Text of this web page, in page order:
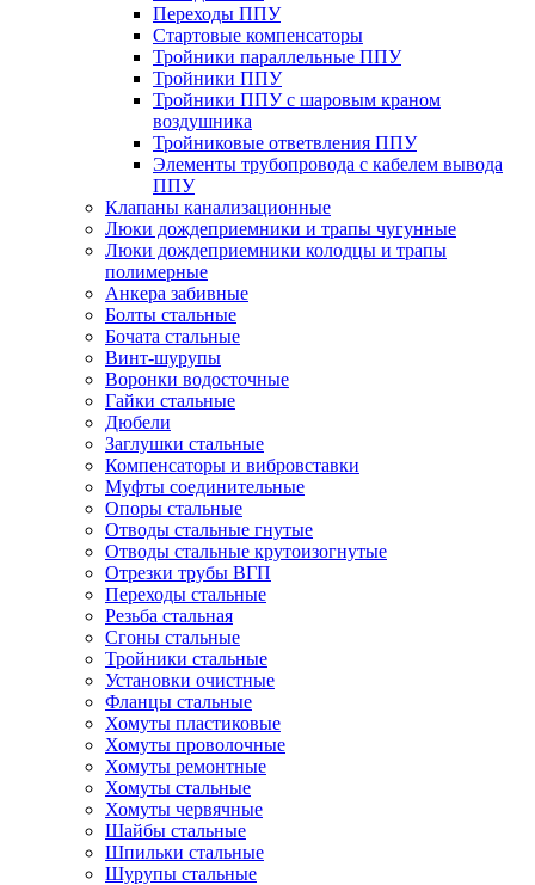
Переходы ППУ
Стартовые компенсаторы
Тройники параллельные ППУ
Тройники ППУ
Тройники ППУ с шаровым краном
воздушника
Тройниковые ответвления ППУ
Элементы трубопровода с кабелем вывода
ППУ
Клапаны канализационные
Люки дождеприемники и трапы чугунные
Люки дождеприемники колодцы и трапы
полимерные
Анкера забивные
Болты стальные
Бочата стальные
Винт-шурупы
Воронки водосточные
Гайки стальные
Дюбели
Заглушки стальные
Компенсаторы и вибровставки
Муфты соединительные
Опоры стальные
Отводы стальные гнутые
Отводы стальные крутоизогнутые
Отрезки трубы ВГП
Переходы стальные
Резьба стальная
Сгоны стальные
Тройники стальные
Установки очистные
Фланцы стальные
Хомуты пластиковые
Хомуты проволочные
Хомуты ремонтные
Хомуты стальные
Хомуты червячные
Шайбы стальные
Шпильки стальные
Шурупы стальные